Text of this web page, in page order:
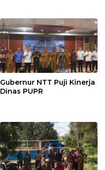
Gubernur NTT Puji Kinerja
Dinas PUPR